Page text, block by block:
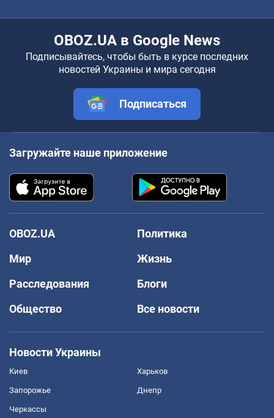
OBOZ.UA в Google News
Подписывайтесь, чтобы быть в курсе последних
новостей Украины и мира сегодня
Подписаться
Загружайте наше приложение
OBOZ.UA
Политика
Мир
Жизнь
Расследования
Блоги
Общество
Все новости
Новости Украины
Киев Харьков
Запорожье Днепр
Черкассы